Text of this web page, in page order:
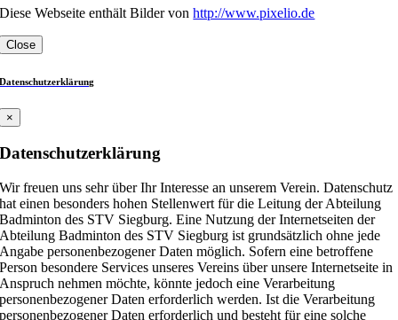
Diese Webseite enthält Bilder vonhttp://www.pixelio.de
Close
Datenschutzerklärung
×
Datenschutzerklärung
Wir freuen uns sehr über Ihr Interesse an unserem Verein. Datenschutz
hat einen besonders hohen Stellenwert für die Leitung der Abteilung
Badminton des STV Siegburg. Eine Nutzung der Internetseiten der
Abteilung Badminton des STV Siegburg ist grundsätzlich ohne jede
Angabe personenbezogener Daten möglich. Sofern eine betroffene
Person besondere Services unseres Vereins über unsere Internetseite in
Anspruch nehmen möchte, könnte jedoch eine Verarbeitung
personenbezogener Daten erforderlich werden. Ist die Verarbeitung
personenbezogener Daten erforderlich und besteht für eine solche